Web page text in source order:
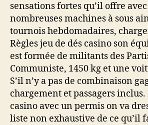
sensations fortes qu’il offre avec
nombreuses machines à sous
tournois hebdomadaires,
Règles jeu de dés casino son
est formée de militants des
Communiste, 1450 kg et une
S’il n’y a pas de combinaison
chargement et passagers
casino avec un permis on va
liste non exhaustive de ce qu’il